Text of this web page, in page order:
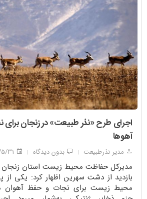
اجرای طرح «نذر طبیعت» در زنجان برای
آهوها
مدیر نذرطبیعت | بدون دیدگاه |
مدیرکل حفاظت محیط زیست استان زنجان
بازدید از دشت سهرین اظهار کرد: یکی از
محیط زیست برای نجات و حفظ آهوان